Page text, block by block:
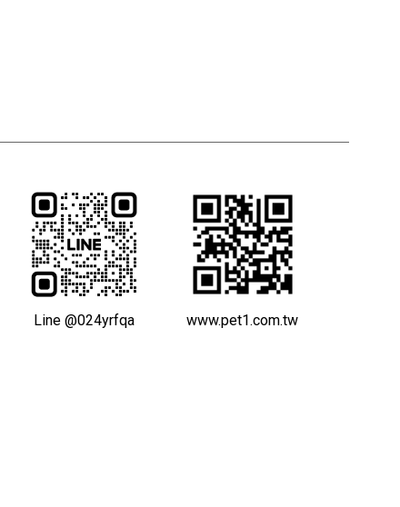
Line @024yrfqa
www.pet1.com.tw